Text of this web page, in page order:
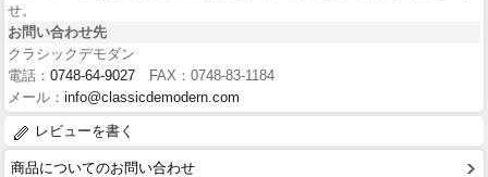
せ。
お問い合わせ先
クラシックデモダン
電話： 0748-64-9027 FAX：0748-83-1184
メール： info@classicdemodern.com
レビューを書く
商品についてのお問い合わせ